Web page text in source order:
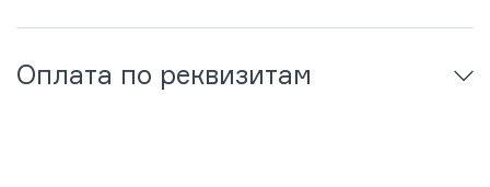
Оплата по реквизитам